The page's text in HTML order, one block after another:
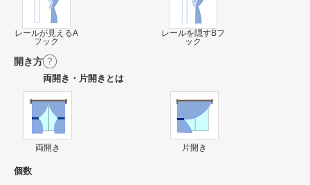
レールが見えるA
フック
レールを隠すBフ
ック
開き方
両開き・片開きとは
両開き 片開き
個数